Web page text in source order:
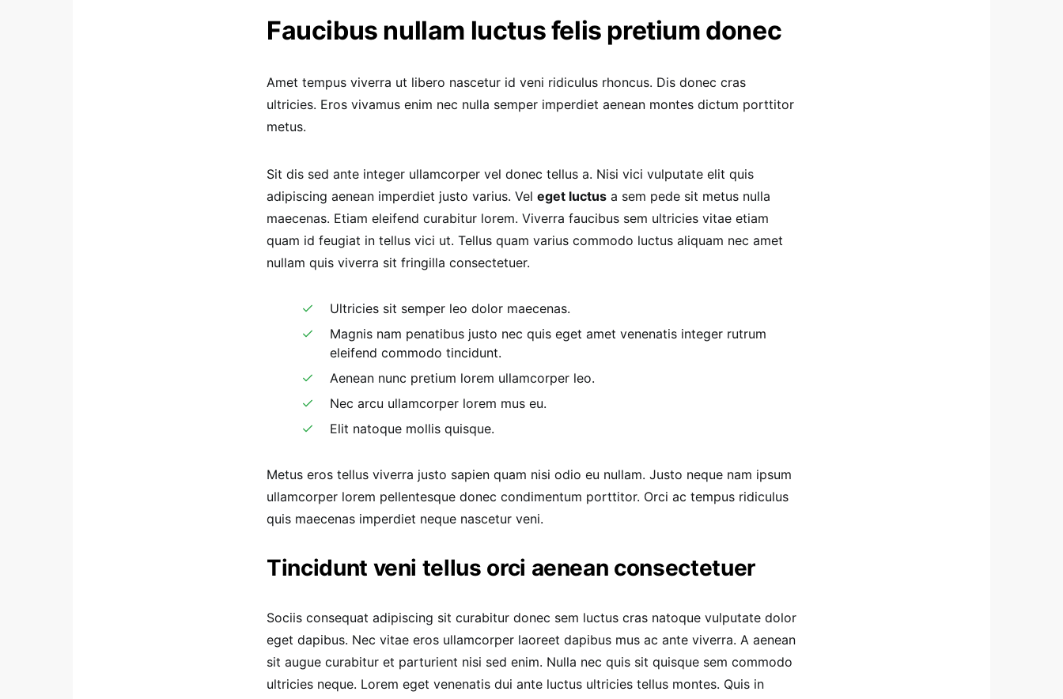
Faucibus nullam luctus felis pretium donec
Amet tempus viverra ut libero nascetur id veni ridiculus rhoncus. Dis donec cras
ultricies. Eros vivamus enim nec nulla semper imperdiet aenean montes dictum porttitor
metus.
Sit dis sed ante integer ullamcorper vel donec tellus a. Nisi vici vulputate elit quis
adipiscing aenean imperdiet justo varius. Vel eget luctus a sem pede sit metus nulla
maecenas. Etiam eleifend curabitur lorem. Viverra faucibus sem ultricies vitae etiam
quam id feugiat in tellus vici ut. Tellus quam varius commodo luctus aliquam nec amet
nullam quis viverra sit fringilla consectetuer.
Ultricies sit semper leo dolor maecenas.
Magnis nam penatibus justo nec quis eget amet venenatis integer rutrum
eleifend commodo tincidunt.
Aenean nunc pretium lorem ullamcorper leo.
Nec arcu ullamcorper lorem mus eu.
Elit natoque mollis quisque.
Metus eros tellus viverra justo sapien quam nisi odio eu nullam. Justo neque nam ipsum
ullamcorper lorem pellentesque donec condimentum porttitor. Orci ac tempus ridiculus
quis maecenas imperdiet neque nascetur veni.
Tincidunt veni tellus orci aenean consectetuer
Sociis consequat adipiscing sit curabitur donec sem luctus cras natoque vulputate dolor
eget dapibus. Nec vitae eros ullamcorper laoreet dapibus mus ac ante viverra. A aenean
sit augue curabitur et parturient nisi sed enim. Nulla nec quis sit quisque sem commodo
ultricies neque. Lorem eget venenatis dui ante luctus ultricies tellus montes. Quis in